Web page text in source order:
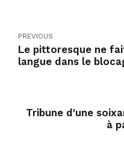
PREVIOUS
Le pittoresque ne
langue dans le
Tribune d'une
à